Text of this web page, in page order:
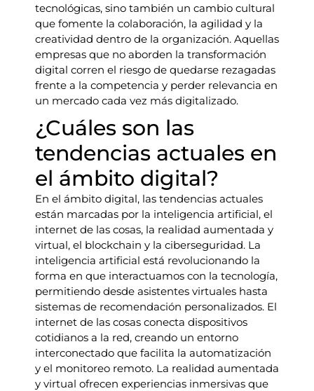
tecnológicas, sino también un cambio cultural
que fomente la colaboración, la agilidad y la
creatividad dentro de la organización. Aquellas
empresas que no aborden la transformación
digital corren el riesgo de quedarse rezagadas
frente a la competencia y perder relevancia en
un mercado cada vez más digitalizado.
¿Cuáles son las
tendencias actuales en
el ámbito digital?
En el ámbito digital, las tendencias actuales
están marcadas por la inteligencia artificial, el
internet de las cosas, la realidad aumentada y
virtual, el blockchain y la ciberseguridad. La
inteligencia artificial está revolucionando la
forma en que interactuamos con la tecnología,
permitiendo desde asistentes virtuales hasta
sistemas de recomendación personalizados. El
internet de las cosas conecta dispositivos
cotidianos a la red, creando un entorno
interconectado que facilita la automatización
y el monitoreo remoto. La realidad aumentada
y virtual ofrecen experiencias inmersivas que